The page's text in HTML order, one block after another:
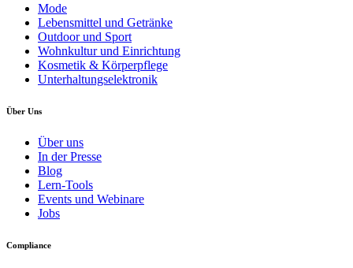
Mode
Lebensmittel und Getränke
Outdoor und Sport
Wohnkultur und Einrichtung
Kosmetik & Körperpflege
Unterhaltungselektronik
Über Uns
Über uns
In der Presse
Blog
Lern-Tools
Events und Webinare
Jobs
Compliance